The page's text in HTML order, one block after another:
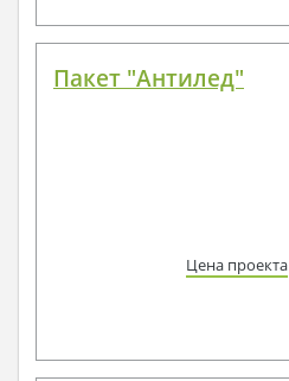
Пакет "Антилед"
Цена проекта